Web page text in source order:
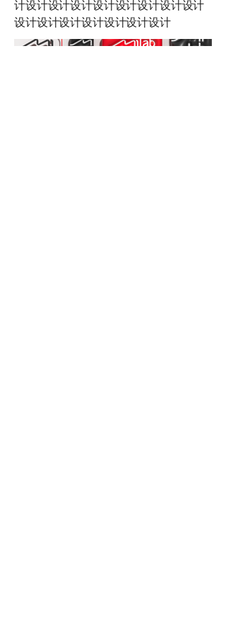
计设计设计设计设计设计设计设计设计
设计设计设计设计设计设计设计